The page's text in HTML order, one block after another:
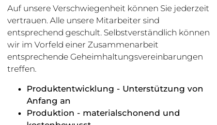
Auf unsere Verschwiegenheit können Sie jederzeit
vertrauen. Alle unsere Mitarbeiter sind
entsprechend geschult. Selbstverständlich können
wir im Vorfeld einer Zusammenarbeit
entsprechende Geheimhaltungsvereinbarungen
treffen.
Produktentwicklung - Unterstützung von
Anfang an
Produktion - materialschonend und